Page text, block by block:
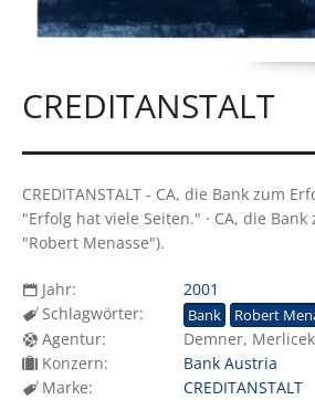
CREDITANSTALT
CREDITANSTALT - CA, die Bank zum
"Erfolg hat viele Seiten." · CA, die
"Robert Menasse").
Jahr:
2001
Schlagwörter:
Bank Robert
Agentur:
Demner,
Konzern:
Bank Austria
Marke:
CREDITANSTALT